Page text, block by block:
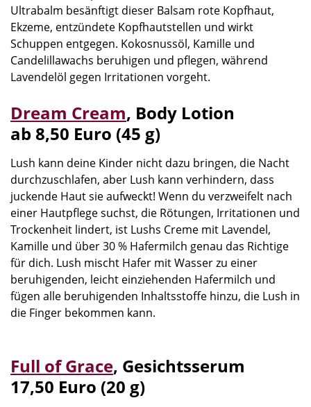
Ultrabalm besänftigt dieser Balsam rote Kopfhaut,
Ekzeme, entzündete Kopfhautstellen und wirkt
Schuppen entgegen. Kokosnussöl, Kamille und
Candelillawachs beruhigen und pflegen, während
Lavendelöl gegen Irritationen vorgeht.
Dream Cream, Body Lotion
ab 8,50 Euro (45 g)
Lush kann deine Kinder nicht dazu bringen, die Nacht
durchzuschlafen, aber Lush kann verhindern, dass
juckende Haut sie aufweckt! Wenn du verzweifelt nach
einer Hautpflege suchst, die Rötungen, Irritationen und
Trockenheit lindert, ist Lushs Creme mit Lavendel,
Kamille und über 30 % Hafermilch genau das Richtige
für dich. Lush mischt Hafer mit Wasser zu einer
beruhigenden, leicht einziehenden Hafermilch und
fügen alle beruhigenden Inhaltsstoffe hinzu, die Lush in
die Finger bekommen kann.
Full of Grace, Gesichtsserum
17,50 Euro (20 g)